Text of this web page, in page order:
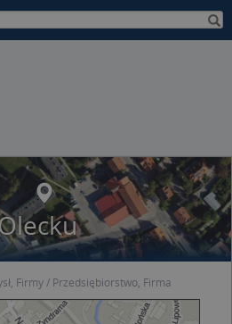
Firmy Przedsiębiorstwo, Firma